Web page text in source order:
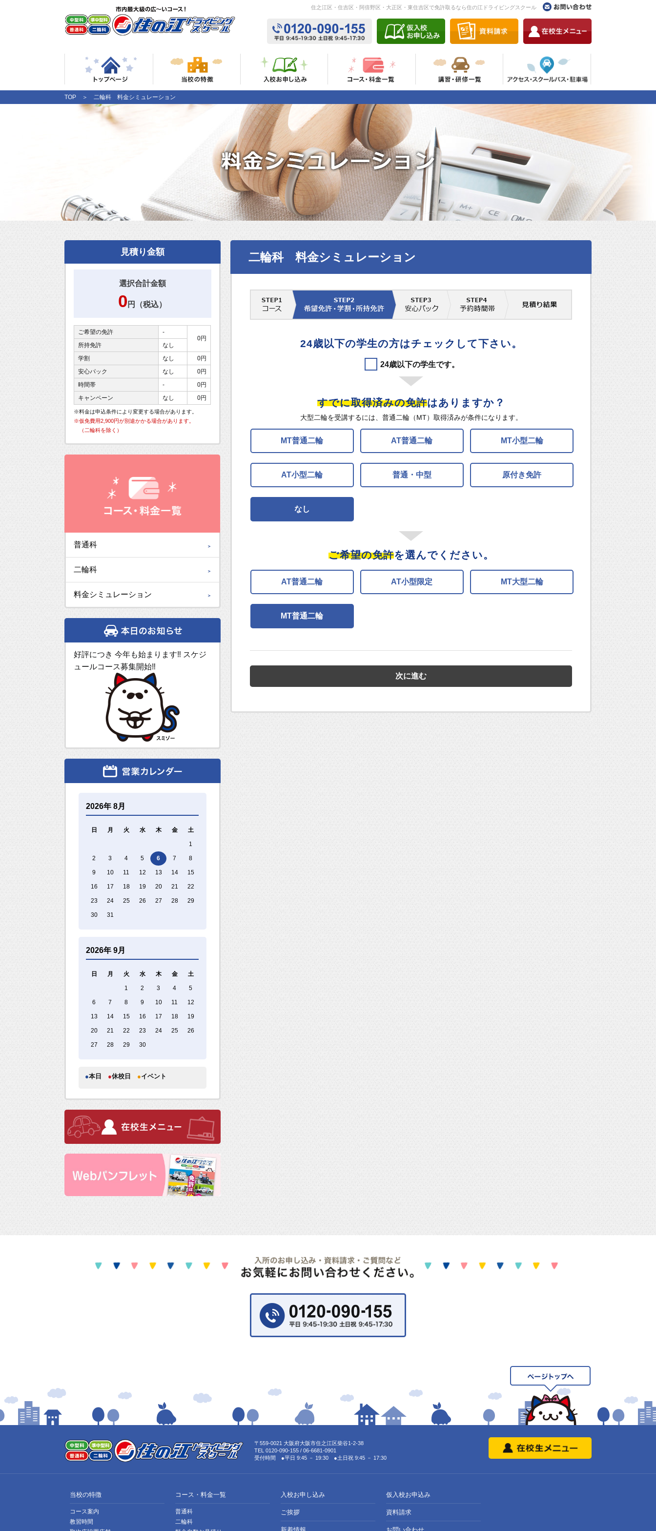
住之江区・住吉区・阿倍野区・大正区・東住吉区で免許取るなら住の江ドライビングスクール
TOP ＞ 二輪科 料金シミュレーション
二輪科 料金シミュレーション
24歳以下の学生の方はチェックして下さい。
24歳以下の学生です。
すでに取得済みの免許はありますか？
大型二輪を受講するには、普通二輪（MT）取得済みが条件になります。
MT普通二輪 AT普通二輪 MT小型二輪
AT小型二輪 普通・中型 原付き免許
なし
ご希望の免許を選んでください。
AT普通二輪 AT小型限定 MT大型二輪
MT普通二輪
見積り金額
選択合計金額
0 円（税込）
ご希望の免許
-
0円
所持免許
なし
学割
なし
0円
安心パック
なし
0円
時間帯
-
0円
キャンペーン
なし 0円
※料金は申込条件により変更する場合があります。
※仮免費用2,900円が別途かかる場合があります。
（二輪科を除く）
普通科
二輪科
料金シミュレーション
好評につき 今年も始まります‼ スケジ
ュールコース募集開始‼
2026年 8月
日 月 火 水 木 金 土
1
2 3 4 5 6 7 8
9 10 11 12 13 14 15
16 17 18 19 20 21 22
23 24 25 26 27 28 29
30 31
2026年 9月
日 月 火 水 木 金 土
1 2 3 4 5
6 7 8 9 10 11 12
13 14 15 16 17 18 19
20 21 22 23 24 25 26
27 28 29 30
●本日 ●休校日 ●イベント
〒559-0021 大阪府大阪市住之江区柴谷1-2-38
TEL 0120-090-155 / 06-6681-0901
受付時間 ●平日 9:45 － 19:30 ●土日祝 9:45 － 17:30
当校の特徴
コース案内
教習時間
コース・料金一覧
普通科
二輪科
入校お申し込み
ご挨拶
仮入校お申込み
資料請求